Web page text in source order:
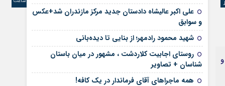
مرا به خاطر بسپار
علی‌ اکبر عالیشاه دادستان جدید مرکز مازندران شد+عکس
و سوابق
شهید محمود رادمهر؛ از بنایی تا دیده‌بانی
روستای اجابیت کلاردشت ، مشهور در میان باستان
شناسان + تصاویر
همه ماجراهای آقای فرماندار در یک کافه!